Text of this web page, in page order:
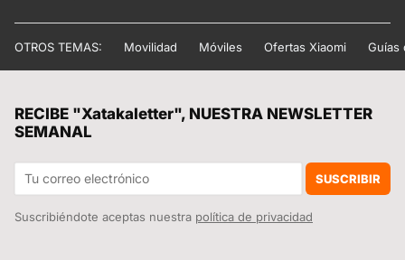
OTROS TEMAS: Movilidad Móviles Ofertas Xiaomi Guías
RECIBE "Xatakaletter", NUESTRA NEWSLETTER
SEMANAL
SUSCRIBIR
Suscribiéndote aceptas nuestra política de privacidad